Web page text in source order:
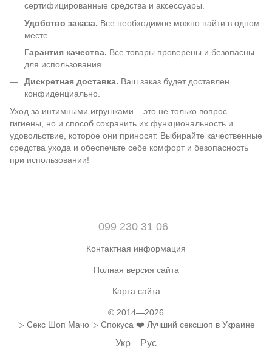
сертифицированные средства и аксессуары.
Удобство заказа. Все необходимое можно найти в одном
месте.
Гарантия качества. Все товары проверены и безопасны
для использования.
Дискретная доставка. Ваш заказ будет доставлен
конфиденциально.
Уход за интимными игрушками – это не только вопрос
гигиены, но и способ сохранить их функциональность и
удовольствие, которое они приносят. Выбирайте качественные
средства ухода и обеспечьте себе комфорт и безопасность
при использовании!
099 230 31 06
Контактная информация
Полная версия сайта
Карта сайта
© 2014—2026
▷ Секс Шоп Мачо ▷ Спокуса ❤️ Лучший сексшоп в Украине
Укр Рус